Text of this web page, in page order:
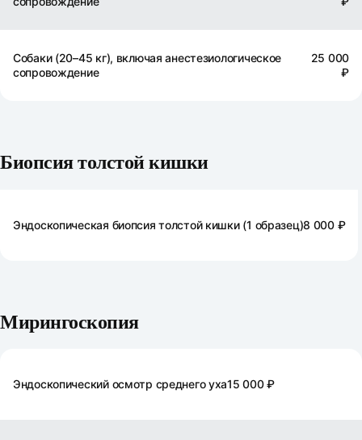
Собаки (20–45 кг), включая анестезиологическое
сопровождение
25 000
₽
Биопсия толстой кишки
Эндоскопическая биопсия толстой кишки (1 образец)8 000 ₽
Мирингоскопия
Эндоскопический осмотр среднего уха15 000 ₽